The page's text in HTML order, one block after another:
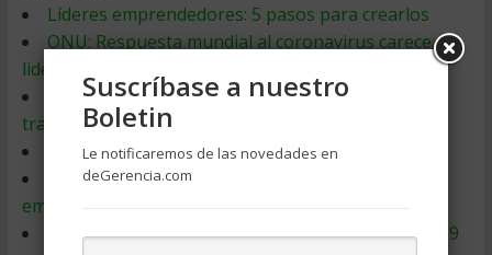
Líderes emprendedores: 5 pasos para crearlos
ONU: Respuesta mundial al coronavirus carece de
liderazgo
El liderazgo emprendedor es más que repartir
trabajo
10 consejos para líderes de equipos a distancia
5 razones por las que necesitamos líderes
emocionalmente inteligentes en tiempos de crisis
Cómo ser un líder resiliente ante el reto COVID-19
Suscríbase a nuestro
Boletin
Le notificaremos de las novedades en
deGerencia.com